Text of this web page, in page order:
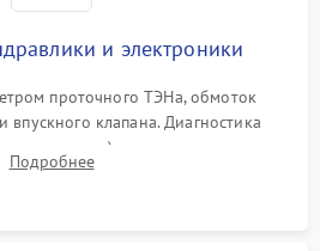
и электроники
проточного ТЭНа, обмоток
впускного клапана. Диагностика
уровня воды), датчика мутности,
модуля управления.
Подробнее